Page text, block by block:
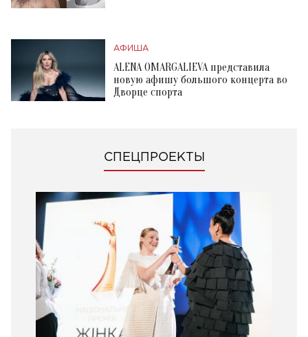
АФИША
ALENA OMARGALIEVA представила
новую афишу большого концерта во
Дворце спорта
СПЕЦПРОЕКТЫ